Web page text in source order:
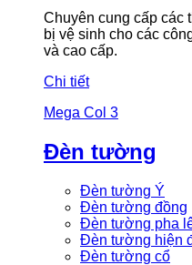
Chuyên cung cấp các
bị vệ sinh cho các
và cao cấp.
Chi tiết
Mega Col 3
Đèn tường
Đèn tường Ý
Đèn tường đồng
Đèn tường pha
Đèn tường hiện
Đèn tường cổ